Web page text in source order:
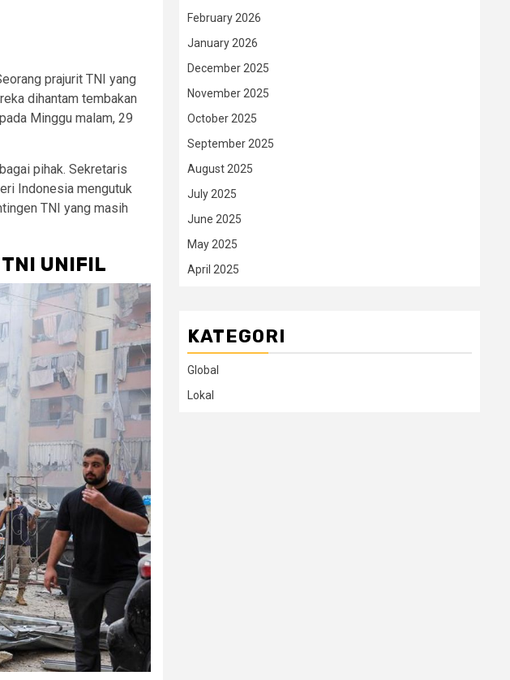
prajurit TNI yang
dihantam tembakan
Minggu malam, 29
pihak. Sekretaris
Indonesia mengutuk
TNI yang masih
UNIFIL
February 2026
January 2026
December 2025
November 2025
October 2025
September 2025
August 2025
July 2025
June 2025
May 2025
April 2025
KATEGORI
Global
Lokal